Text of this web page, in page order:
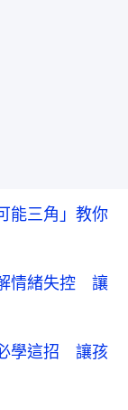
能三角」教你
情緒失控 讓
學這招 讓孩